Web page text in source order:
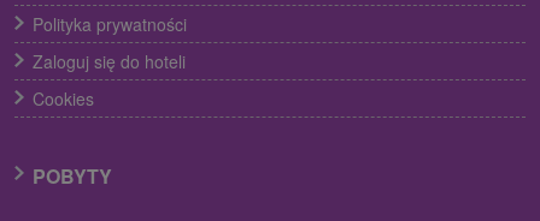
Polityka prywatności
Zaloguj się do hoteli
Cookies
POBYTY